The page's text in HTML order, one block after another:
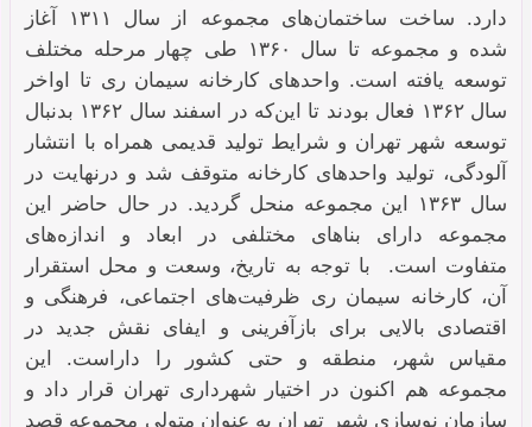
دارد. ساخت ساختمان‌های مجموعه از سال ۱۳۱۱ آغاز
شده و مجموعه تا سال ۱۳۶۰ طی چهار مرحله مختلف
توسعه یافته است. واحد‌های کارخانه سیمان ری تا اواخر
سال ۱۳۶۲ فعال بودند تا این‌که در اسفند سال ۱۳۶۲ بدنبال
توسعه شهر تهران و شرایط تولید قدیمی همراه با انتشار
آلودگی، تولید واحد‌های کارخانه متوقف شد و درنهایت در
سال ۱۳۶۳ این مجموعه منحل گردید. در حال حاضر این
مجموعه دارای بناهای مختلفی در ابعاد و اندازه‌های
متفاوت است. با توجه به تاریخ، وسعت و محل استقرار
آن، کارخانه سیمان ری ظرفیت‌های اجتماعی، فرهنگی و
اقتصادی بالایی برای بازآفرینی و ایفای نقش جدید در
مقیاس شهر، منطقه و حتی کشور را داراست. این
مجموعه هم اکنون در اختیار شهرداری تهران قرار داد و
سازمان نوسازی شهر تهران به عنوان متولی مجموعه قصد